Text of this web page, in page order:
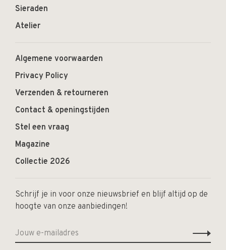
Sieraden
Atelier
Algemene voorwaarden
Privacy Policy
Verzenden & retourneren
Contact & openingstijden
Stel een vraag
Magazine
Collectie 2026
Schrijf je in voor onze nieuwsbrief en blijf altijd op de
hoogte van onze aanbiedingen!